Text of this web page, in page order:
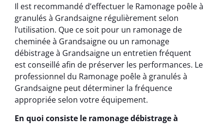
Il est recommandé d’effectuer le Ramonage poêle à
granulés à Grandsaigne régulièrement selon
l’utilisation. Que ce soit pour un ramonage de
cheminée à Grandsaigne ou un ramonage
débistrage à Grandsaigne un entretien fréquent
est conseillé afin de préserver les performances. Le
professionnel du Ramonage poêle à granulés à
Grandsaigne peut déterminer la fréquence
appropriée selon votre équipement.
En quoi consiste le ramonage débistrage à